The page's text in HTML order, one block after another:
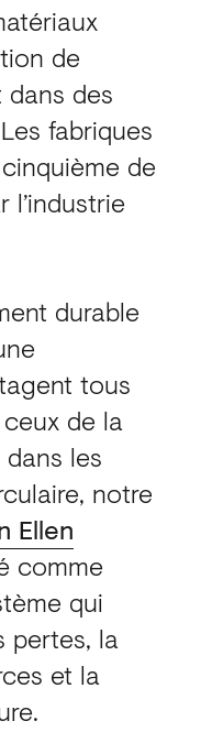
de
des
fabriques
de
l’industrie
durable
tous
de la
les
notre
Ellen
comme
qui
pertes, la
et la